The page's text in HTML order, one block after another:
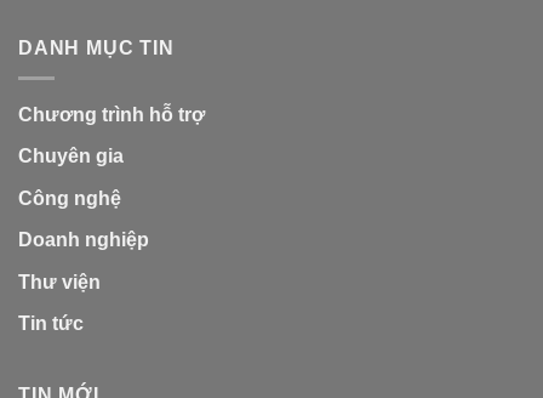
DANH MỤC TIN
Chương trình hỗ trợ
Chuyên gia
Công nghệ
Doanh nghiệp
Thư viện
Tin tức